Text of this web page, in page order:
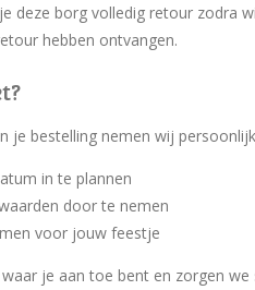
deze borg volledig retour zodra
hebben ontvangen.
je bestelling nemen wij
in te plannen
door te nemen
voor jouw feestje
je aan toe bent en zorgen